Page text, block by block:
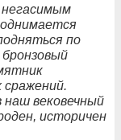
негасимым
по
сражений.
наш вековечный
историчен